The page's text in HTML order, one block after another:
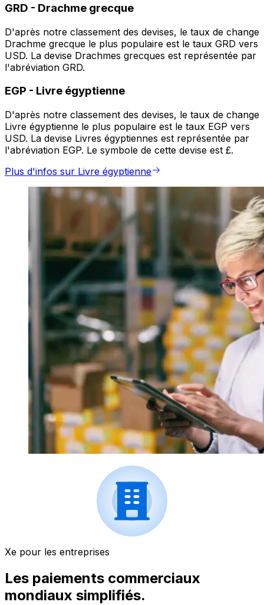
GRD - Drachme grecque
D'après notre classement des devises, le taux de change
Drachme grecque le plus populaire est le taux GRD vers
USD. La devise Drachmes grecques est représentée par
l'abréviation GRD.
EGP - Livre égyptienne
D'après notre classement des devises, le taux de change
Livre égyptienne le plus populaire est le taux EGP vers
USD. La devise Livres égyptiennes est représentée par
l'abréviation EGP. Le symbole de cette devise est £.
Plus d'infos sur Livre égyptienne
Xe pour les entreprises
Les paiements commerciaux
mondiaux simplifiés.